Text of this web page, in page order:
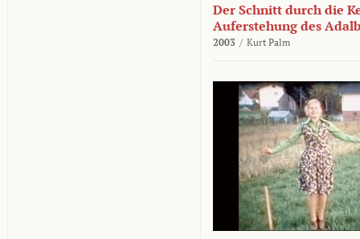
Der Schnitt durch die
Auferstehung des
2003 / Kurt Palm